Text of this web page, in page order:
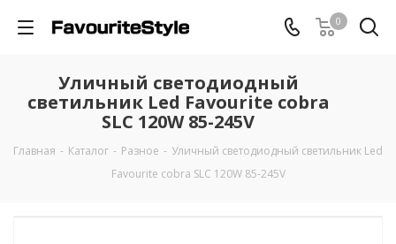
0
Уличный светодиодный
светильник Led Favourite cobra
SLC 120W 85-245V
Главная - Каталог - Разное - Уличный светодиодный светильник Led
Favourite cobra SLC 120W 85-245V